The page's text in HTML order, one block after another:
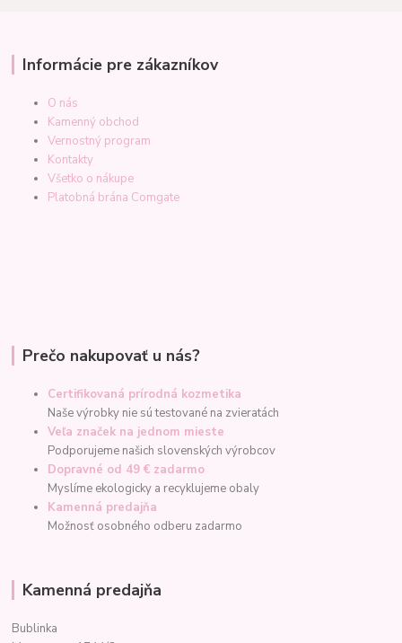
Informácie pre zákazníkov
O nás
Kamenný obchod
Vernostný program
Kontakty
Všetko o nákupe
Platobná brána Comgate
Prečo nakupovať u nás?
Certifikovaná prírodná kozmetika
Naše výrobky nie sú testované na zvieratách
Veľa značek na jednom mieste
Podporujeme našich slovenských výrobcov
Dopravné od 49 € zadarmo
Myslíme ekologicky a recyklujeme obaly
Kamenná predajňa
Možnosť osobného odberu zadarmo
Kamenná predajňa
Bublinka